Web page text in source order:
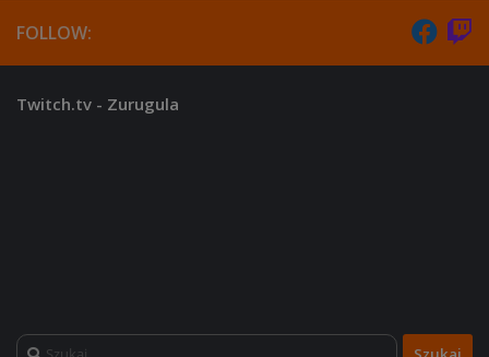
FOLLOW:
Twitch.tv - Zurugula
Szukaj: